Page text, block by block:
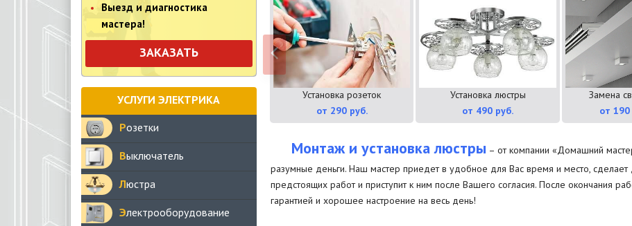
Выезд и диагностика
мастера!
ЗАКАЗАТЬ
УСЛУГИ ЭЛЕКТРИКА
Розетки
Выключатель
Люстра
Электрооборудование
Установка розеток
от 290 руб.
Установка люстры
от 490 руб.
Замена
от
Монтаж и установка люстры – от компании «Домашний
разумные деньги. Наш мастер приедет в удобное для Вас время и место, сделает
предстоящих работ и приступит к ним после Вашего согласия. После окончания
гарантией и хорошее настроение на весь день!